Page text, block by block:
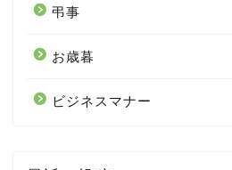
弔事
お歳暮
ビジネスマナー